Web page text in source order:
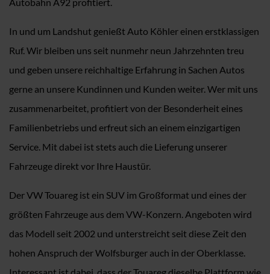
In und um Landshut genießt Auto Köhler einen erstklassigen
Ruf. Wir bleiben uns seit nunmehr neun Jahrzehnten treu
und geben unsere reichhaltige Erfahrung in Sachen Autos
gerne an unsere Kundinnen und Kunden weiter. Wer mit uns
zusammenarbeitet, profitiert von der Besonderheit eines
Familienbetriebs und erfreut sich an einem einzigartigen
Service. Mit dabei ist stets auch die Lieferung unserer
Fahrzeuge direkt vor Ihre Haustür.
Der VW Touareg ist ein SUV im Großformat und eines der
größten Fahrzeuge aus dem VW-Konzern. Angeboten wird
das Modell seit 2002 und unterstreicht seit diese Zeit den
hohen Anspruch der Wolfsburger auch in der Oberklasse.